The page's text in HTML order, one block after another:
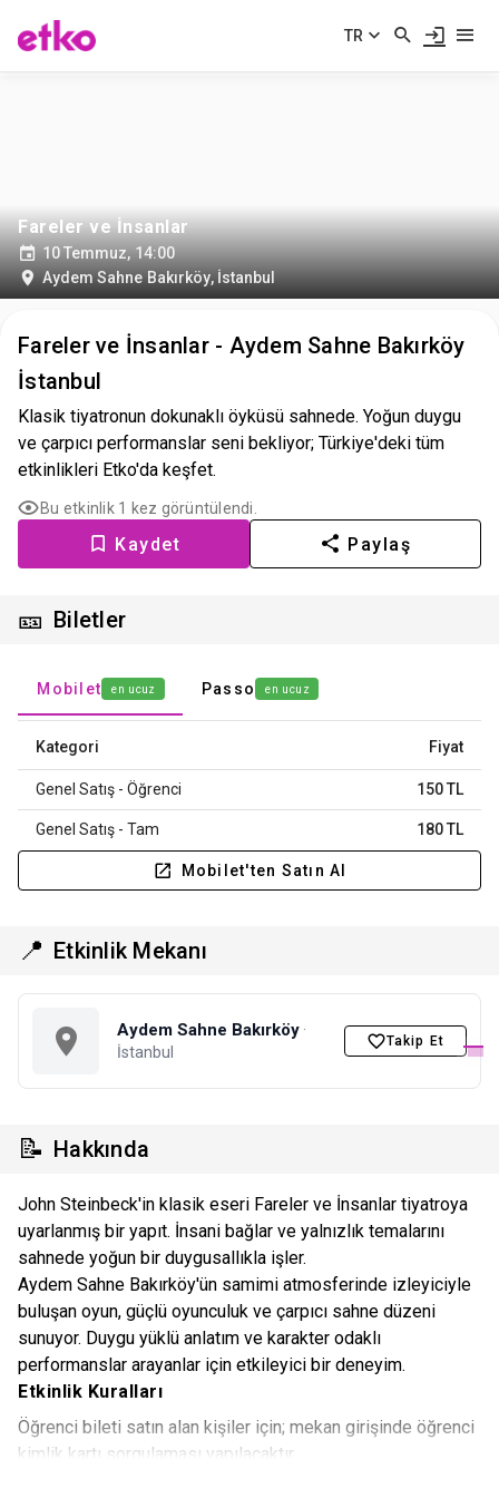
TR
Fareler ve İnsanlar
10 Temmuz, 14:00
Aydem Sahne Bakırköy, İstanbul
Fareler ve İnsanlar - Aydem Sahne Bakırköy
İstanbul
Klasik tiyatronun dokunaklı öyküsü sahnede. Yoğun duygu
ve çarpıcı performanslar seni bekliyor; Türkiye'deki tüm
etkinlikleri Etko'da keşfet.
Bu etkinlik 1 kez görüntülendi.
Kaydet Paylaş
🎫 Biletler
Mobilet en ucuz Passo en ucuz
Kategori Fiyat
Genel Satış - Öğrenci 150 TL
Genel Satış - Tam 180 TL
Mobilet'ten Satın Al
📍 Etkinlik Mekanı
Aydem Sahne Bakırköy ·
İstanbul
Takip Et
📝 Hakkında
John Steinbeck'in klasik eseri Fareler ve İnsanlar tiyatroya
uyarlanmış bir yapıt. İnsani bağlar ve yalnızlık temalarını
sahnede yoğun bir duygusallıkla işler.
Aydem Sahne Bakırköy'ün samimi atmosferinde izleyiciyle
buluşan oyun, güçlü oyunculuk ve çarpıcı sahne düzeni
sunuyor. Duygu yüklü anlatım ve karakter odaklı
performanslar arayanlar için etkileyici bir deneyim.
Etkinlik Kuralları
Öğrenci bileti satın alan kişiler için; mekan girişinde öğrenci
kimlik kartı sorgulaması yapılacaktır.